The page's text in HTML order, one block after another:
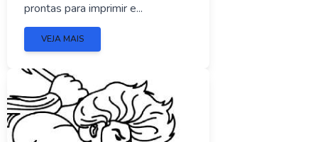
prontas para imprimir e...
VEJA MAIS